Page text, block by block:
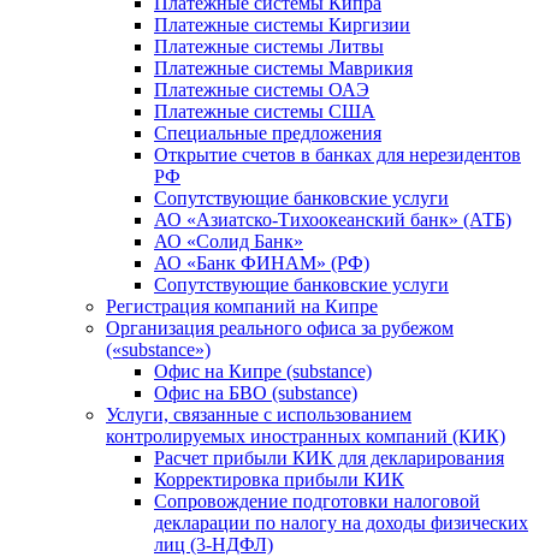
Платежные системы Киргизии
Платежные системы Литвы
Платежные системы Маврикия
Платежные системы ОАЭ
Платежные системы США
Специальные предложения
Открытие счетов в банках для нерезидентов
РФ
Сопутствующие банковские услуги
АО «Азиатско-Тихоокеанский банк» (АТБ)
АО «Солид Банк»
АО «Банк ФИНАМ» (РФ)
Сопутствующие банковские услуги
Регистрация компаний на Кипре
Организация реального офиса за рубежом
(«substance»)
Офис на Кипре (substance)
Офис на БВО (substance)
Услуги, связанные с использованием
контролируемых иностранных компаний (КИК)
Расчет прибыли КИК для декларирования
Корректировка прибыли КИК
Сопровождение подготовки налоговой
декларации по налогу на доходы физических
лиц (3-НДФЛ)